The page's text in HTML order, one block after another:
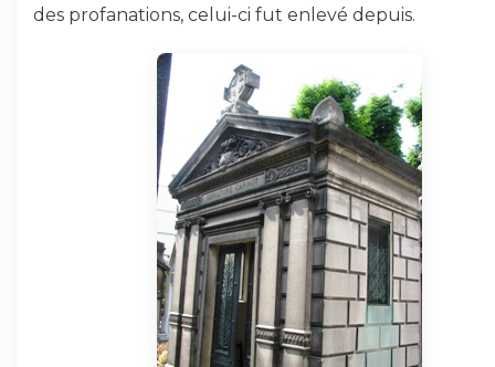
des profanations, celui-ci fut enlevé depuis.